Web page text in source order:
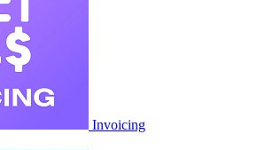
Invoicing